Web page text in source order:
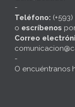
-
Teléfono:
o escríbenos
Correo
-
O encuéntranos